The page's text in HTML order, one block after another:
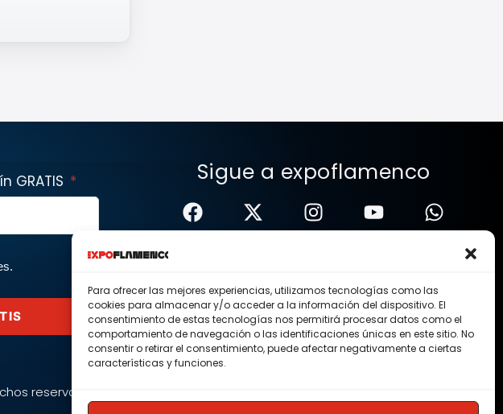
Para ofrecer las mejores experiencias, utilizamos tecnologías como las
cookies para almacenar y/o acceder a la información del dispositivo. El
consentimiento de estas tecnologías nos permitirá procesar datos como el
comportamiento de navegación o las identificaciones únicas en este sitio. No
consentir o retirar el consentimiento, puede afectar negativamente a ciertas
características y funciones.
GRATIS Sigue a expoflamenco
reservados.